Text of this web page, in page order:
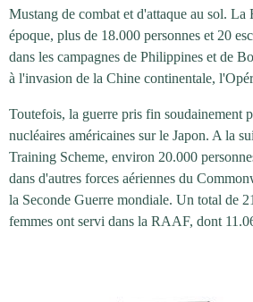
Mustang de combat et d'attaque au sol.
époque, plus de 18.000 personnes et 20
dans les campagnes de Philippines et de
à l'invasion de la Chine continentale,
Toutefois, la guerre pris fin soudainement
nucléaires américaines sur le Japon. A la
Training Scheme, environ 20.000
dans d'autres forces aériennes du
la Seconde Guerre mondiale. Un total de
femmes ont servi dans la RAAF, dont